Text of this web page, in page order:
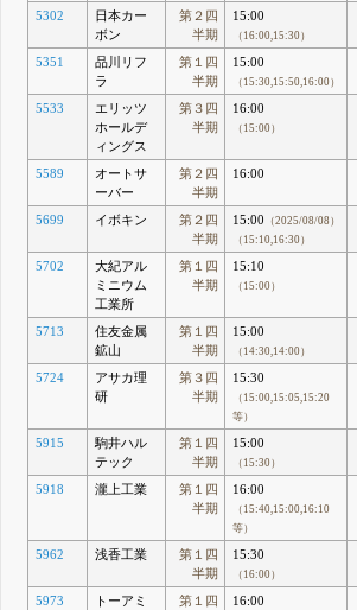
5302
日本カー
ボン
第２四
半期
15:00
（16:00,15:30）
5351
品川リフ
ラ
第１四
半期
15:00
（15:30,15:50,16:00）
5533
エリッツ
ホールデ
ィングス
第３四
半期
16:00
（15:00）
5589
オートサ
ーバー
第２四
半期
16:00
5699 イボキン
第２四
半期
15:00 （2025/08/08）
（15:10,16:30）
5702
大紀アル
ミニウム
工業所
第１四
半期
15:10
（15:00）
5713
住友金属
鉱山
第１四
半期
15:00
（14:30,14:00）
5724
アサカ理
研
第３四
半期
15:30
（15:00,15:05,15:20
等）
5915
駒井ハル
テック
第１四
半期
15:00
（15:30）
5918 瀧上工業
第１四
半期
16:00
（15:40,15:00,16:10
等）
5962 浅香工業
第１四
半期
15:30
（16:00）
5973 トーアミ
第１四
16:00